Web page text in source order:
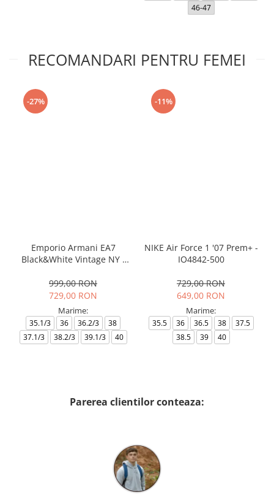
46-47
RECOMANDARI PENTRU FEMEI
-27%
Emporio Armani EA7
Black&White Vintage NY -
999,00 RON
729,00 RON
Marime:
35.1/3 36 36.2/3
38
37.1/3
38.2/3 39.1/3 40
-11%
NIKE Air Force 1 '07 Prem+ -
IO4842-500
729,00 RON
649,00 RON
Marime:
35.5 36 36.5 38
37.5
38.5
39 40
Parerea clientilor conteaza: